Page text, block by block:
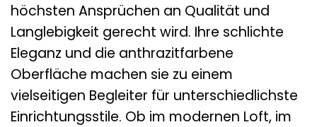
höchsten Ansprüchen an Qualität und
Langlebigkeit gerecht wird. Ihre schlichte
Eleganz und die anthrazitfarbene
Oberfläche machen sie zu einem
vielseitigen Begleiter für unterschiedlichste
Einrichtungsstile. Ob im modernen Loft, im